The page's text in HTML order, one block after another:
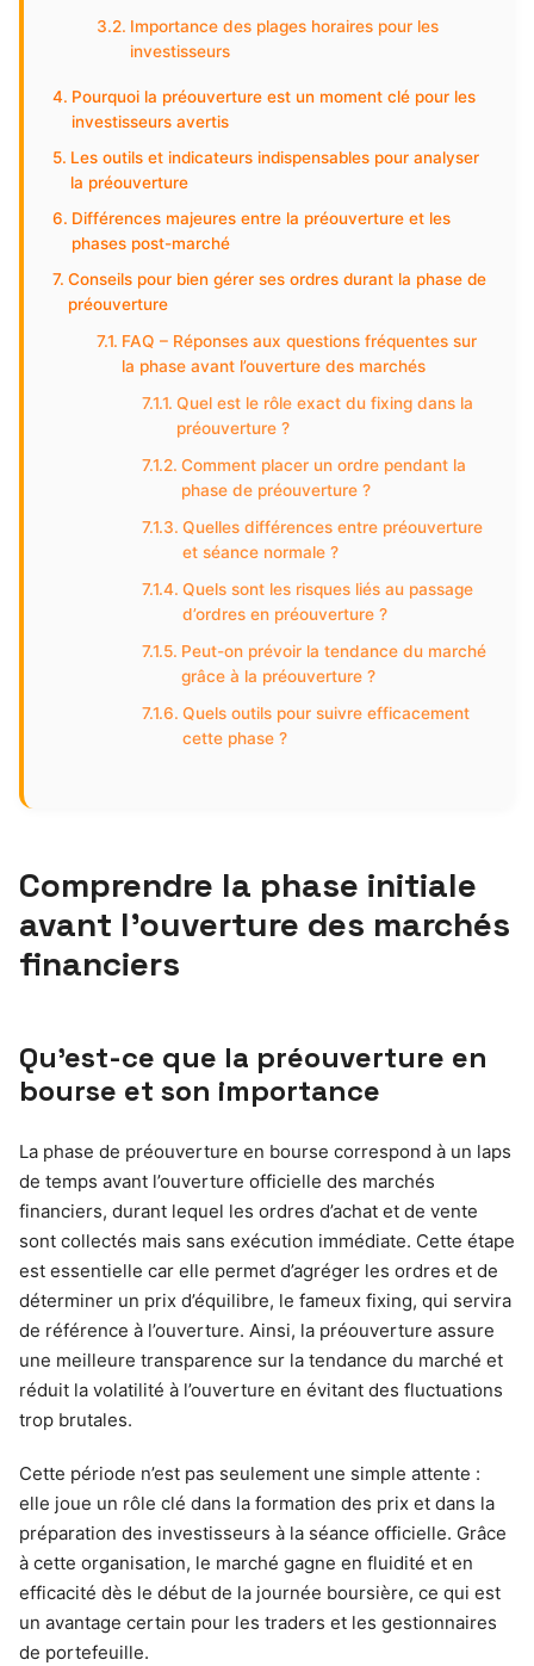
Importance des plages horaires pour les
investisseurs
Pourquoi la préouverture est un moment clé pour les
investisseurs avertis
Les outils et indicateurs indispensables pour analyser
la préouverture
Différences majeures entre la préouverture et les
phases post-marché
Conseils pour bien gérer ses ordres durant la phase de
préouverture
FAQ – Réponses aux questions fréquentes sur
la phase avant l’ouverture des marchés
Quel est le rôle exact du fixing dans la
préouverture ?
Comment placer un ordre pendant la
phase de préouverture ?
Quelles différences entre préouverture
et séance normale ?
Quels sont les risques liés au passage
d’ordres en préouverture ?
Peut-on prévoir la tendance du marché
grâce à la préouverture ?
Quels outils pour suivre efficacement
cette phase ?
Comprendre la phase initiale
avant l’ouverture des marchés
financiers
Qu’est-ce que la préouverture en
bourse et son importance
La phase de préouverture en bourse correspond à un laps
de temps avant l’ouverture officielle des marchés
financiers, durant lequel les ordres d’achat et de vente
sont collectés mais sans exécution immédiate. Cette étape
est essentielle car elle permet d’agréger les ordres et de
déterminer un prix d’équilibre, le fameux fixing, qui servira
de référence à l’ouverture. Ainsi, la préouverture assure
une meilleure transparence sur la tendance du marché et
réduit la volatilité à l’ouverture en évitant des fluctuations
trop brutales.
Cette période n’est pas seulement une simple attente :
elle joue un rôle clé dans la formation des prix et dans la
préparation des investisseurs à la séance officielle. Grâce
à cette organisation, le marché gagne en fluidité et en
efficacité dès le début de la journée boursière, ce qui est
un avantage certain pour les traders et les gestionnaires
de portefeuille.